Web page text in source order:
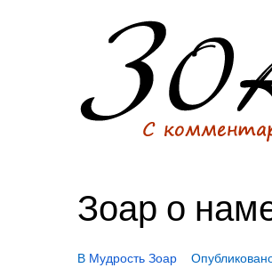
Зоар о
В Мудрость Зоар